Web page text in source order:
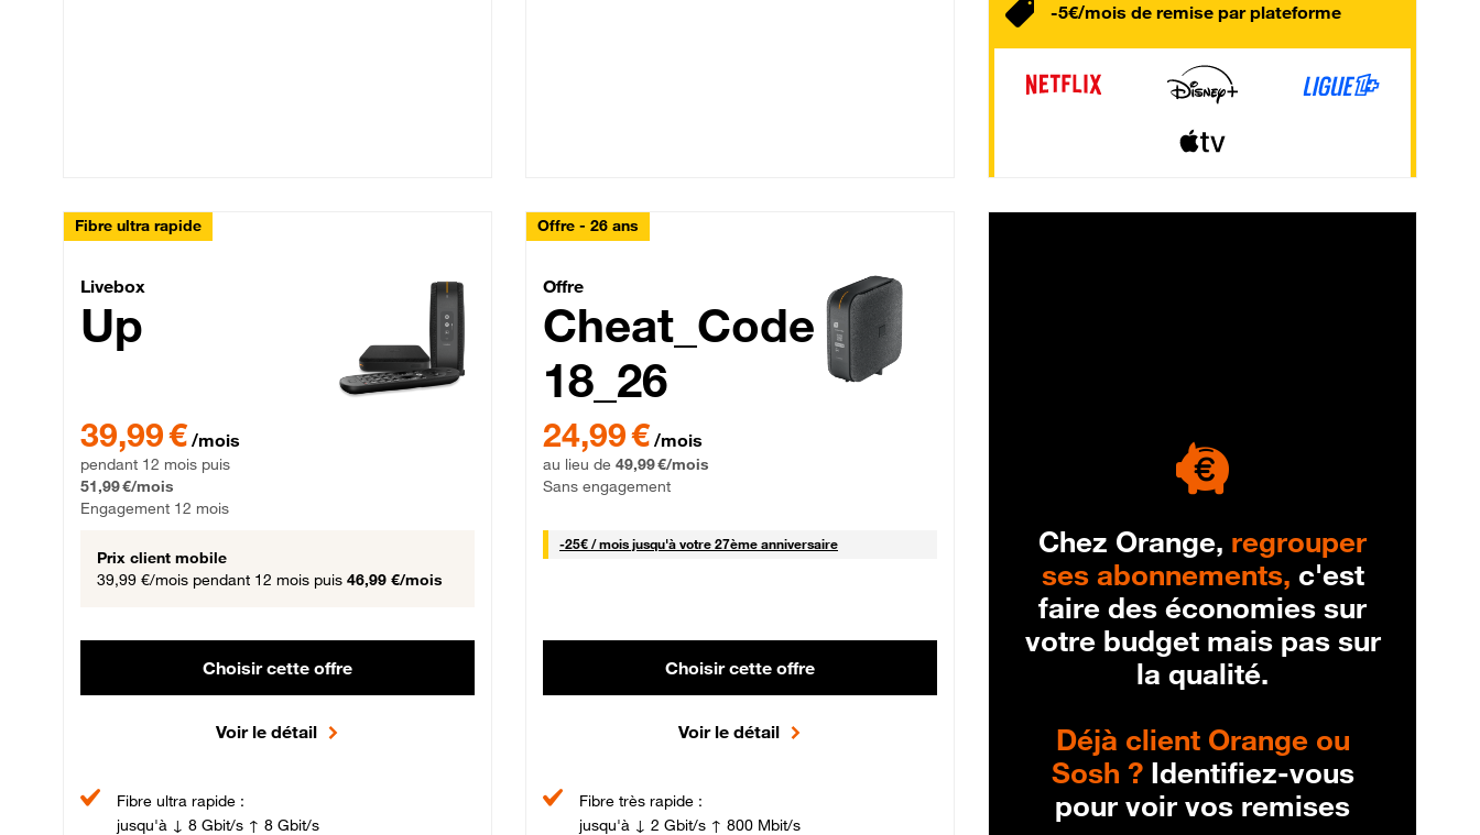
-5€/mois de remise par plateforme
Fibre ultra rapide
Livebox Up Fibre
Livebox
Up
39,99 € /mois
pendant 12 mois puis
51,99 €/mois
Engagement 12 mois
Prix client mobile
39,99 €/mois pendant 12 mois puis 46,99 €/mois
Choisir cette offre
Voir le détail
Fibre ultra rapide :
jusqu'à ↓ 8 Gbit/s ↑ 8 Gbit/s
Offre - 26 ans
Cheat_Code Fibre_18_26
Offre
Cheat_Code
18_26
24,99 € /mois
au lieu de 49,99 €/mois
Sans engagement
-25€ / mois25 € par mois
jusqu'à votre 27ème anniversaire
Choisir cette offre
Voir le détail
Fibre très rapide :
jusqu'à ↓ 2 Gbit/s ↑ 800 Mbit/s
Chez Orange, regrouper
ses abonnements, c'est
faire des économies sur
votre budget mais pas sur
la qualité.
Déjà client Orange ou
Sosh ?Identifiez-vous
pour voir vos remises